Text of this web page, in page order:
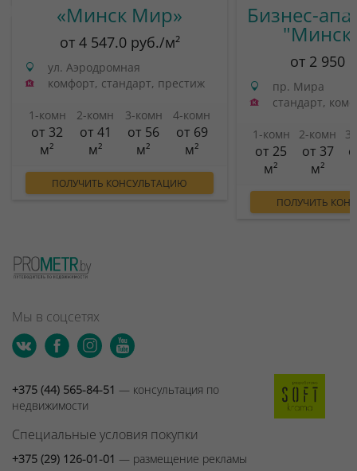
«Минск Мир»
от 4 547.0 руб./м²
ул. Аэродромная
комфорт, стандарт, престиж
1-комн
от 32
м²
2-комн
от 41
м²
3-комн
от 56
м²
4-комн
от 69
м²
ПОЛУЧИТЬ КОНСУЛЬТАЦИЮ
Бизнес-
от 2 950
пр. Мира
стандарт,
1-комн
от 25
м²
2-комн
от 37
м²
ПОЛУЧИТЬ
Мы в соцсетях
+375 (44) 565-84-51 — консультация по
недвижимости
Специальные условия покупки
+375 (29) 126-01-01 — размещение рекламы